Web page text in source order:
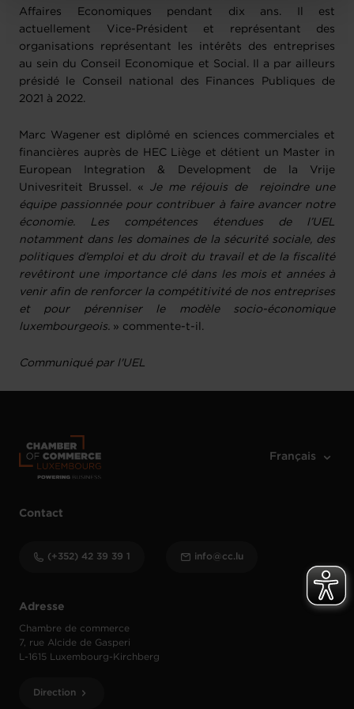
Affaires Economiques pendant dix ans. Il est
actuellement Vice-Président et représentant des
organisations représentant les intérêts des entreprises
au sein du Conseil Economique et Social. Il a par ailleurs
présidé le Conseil national des Finances Publiques de
2021 à 2022.
Marc Wagener est diplômé en sciences commerciales et
financières auprès de HEC Liège et détient un Master in
European Integration & Development de la Vrije
Univesriteit Brussel. « Je me réjouis de rejoindre une
équipe passionnée pour contribuer à faire avancer notre
économie. Les compétences étendues de l’UEL
notamment dans les domaines de la sécurité sociale, des
politiques d’emploi et du droit du travail et de la fiscalité
revêtiront une importance clé dans les mois et années à
venir afin de renforcer la compétitivité de nos entreprises
et pour pérenniser le modèle socio-économique
luxembourgeois.
» commente-t-il.
Communiqué par l'UEL
Adresse
Chambre de commerce
7, rue Alcide de Gasperi
L-1615 Luxembourg-Kirchberg
Direction
Contact
(+352) 42 39 39 1 info@cc.lu